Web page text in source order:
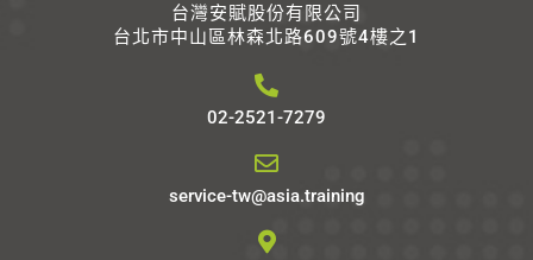
台灣安賦股份有限公司
台北市中山區林森北路609號4樓之1
02-2521-7279
service-tw@asia.training